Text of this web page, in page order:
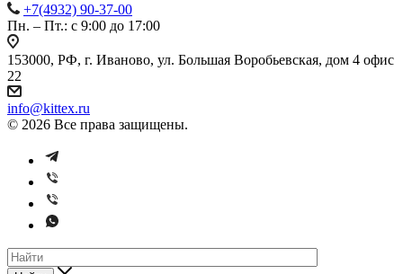
+7(4932) 90-37-00
Пн. – Пт.: с 9:00 до 17:00
153000, РФ, г. Иваново, ул. Большая Воробьевская, дом 4 офис
22
info@kittex.ru
© 2026 Все права защищены.